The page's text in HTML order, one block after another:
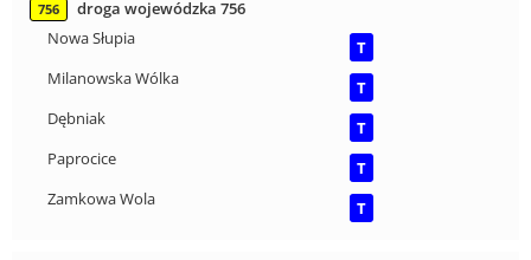
756
droga wojewódzka 756
Nowa Słupia
T
Milanowska Wólka
T
Dębniak
T
Paprocice
T
Zamkowa Wola
T